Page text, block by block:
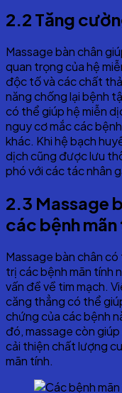
2.2 Tăng
Massage bàn chân
quan trọng của hệ
độc tố và các chất
năng chống lại bệnh
có thể giúp hệ miễn
nguy cơ mắc các
khác. Khi hệ bạch
dịch cũng được lưu
phó với các tác nhân
2.3 Massage
các bệnh mãn
Massage bàn chân
trị các bệnh mãn tính
vấn đề về tim mạch.
căng thẳng có thể
chứng của các bệnh
đó, massage còn
cải thiện chất lượng
mãn tính.